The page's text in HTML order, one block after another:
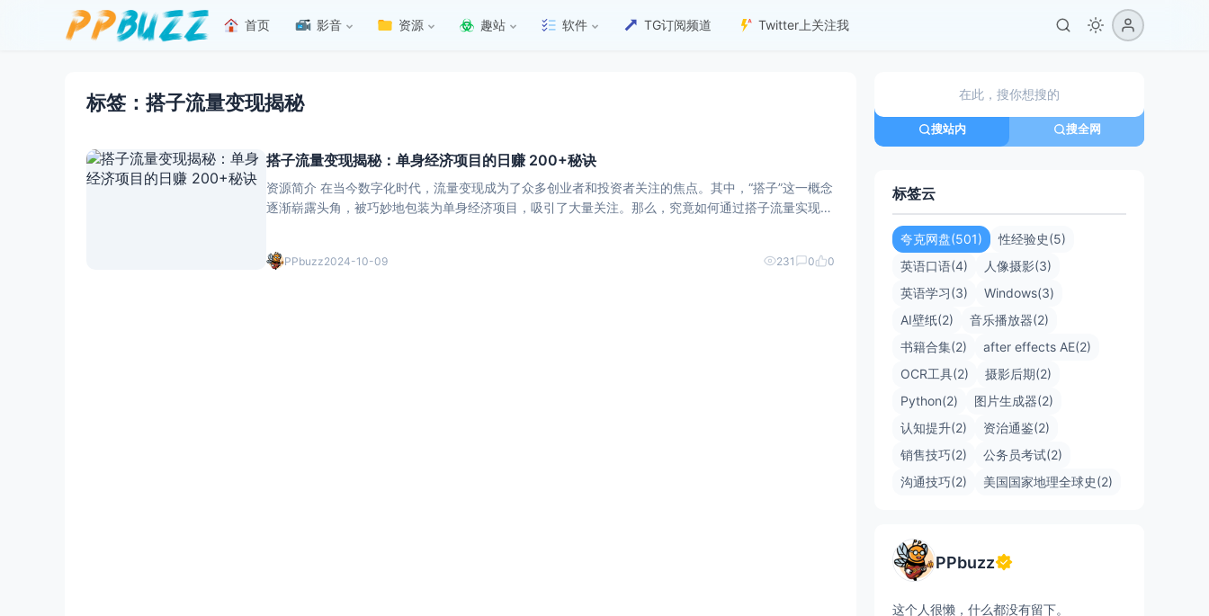
首页 影音 资源 趣站 软件 TG订阅频道 Twitter上关注我
标签：搭子流量变现揭秘
搭子流量变现揭秘：单身经济项目的日赚 200+秘诀
资源简介 在当今数字化时代，流量变现成为了众多创业者和投资者关注的焦点。其中，“搭子”这一概念
逐渐崭露头角，被巧妙地包装为单身经济项目，吸引了大量关注。那么，究竟如何通过搭子流量实现日
PPbuzz2024-10-09 231 0 0
搜站内 搜全网
标签云
夸克网盘(501)
性经验史(5)
英语口语(4)
人像摄影(3)
英语学习(3)
Windows(3)
AI壁纸(2)
音乐播放器(2)
书籍合集(2)
after effects AE(2)
OCR工具(2)
摄影后期(2)
Python(2)
图片生成器(2)
认知提升(2)
资治通鉴(2)
销售技巧(2)
公务员考试(2)
沟通技巧(2)
美国国家地理全球史(2)
PPbuzz
这个人很懒，什么都没有留下。